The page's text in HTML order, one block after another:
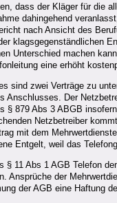
dass der Kläger für die
dahingehend
nach Ansicht des
klagsgegenständlichen
Unterschied machen
eine erhöht
sind zwei Verträge zu
Anschlusses. Der
§ 879 Abs 3 ABGB
Netzbetreiber
mit dem
Entgelt, weil das
§ 11 Abs 1 AGB Telefon
Ansprüche der
der AGB eine Haftung